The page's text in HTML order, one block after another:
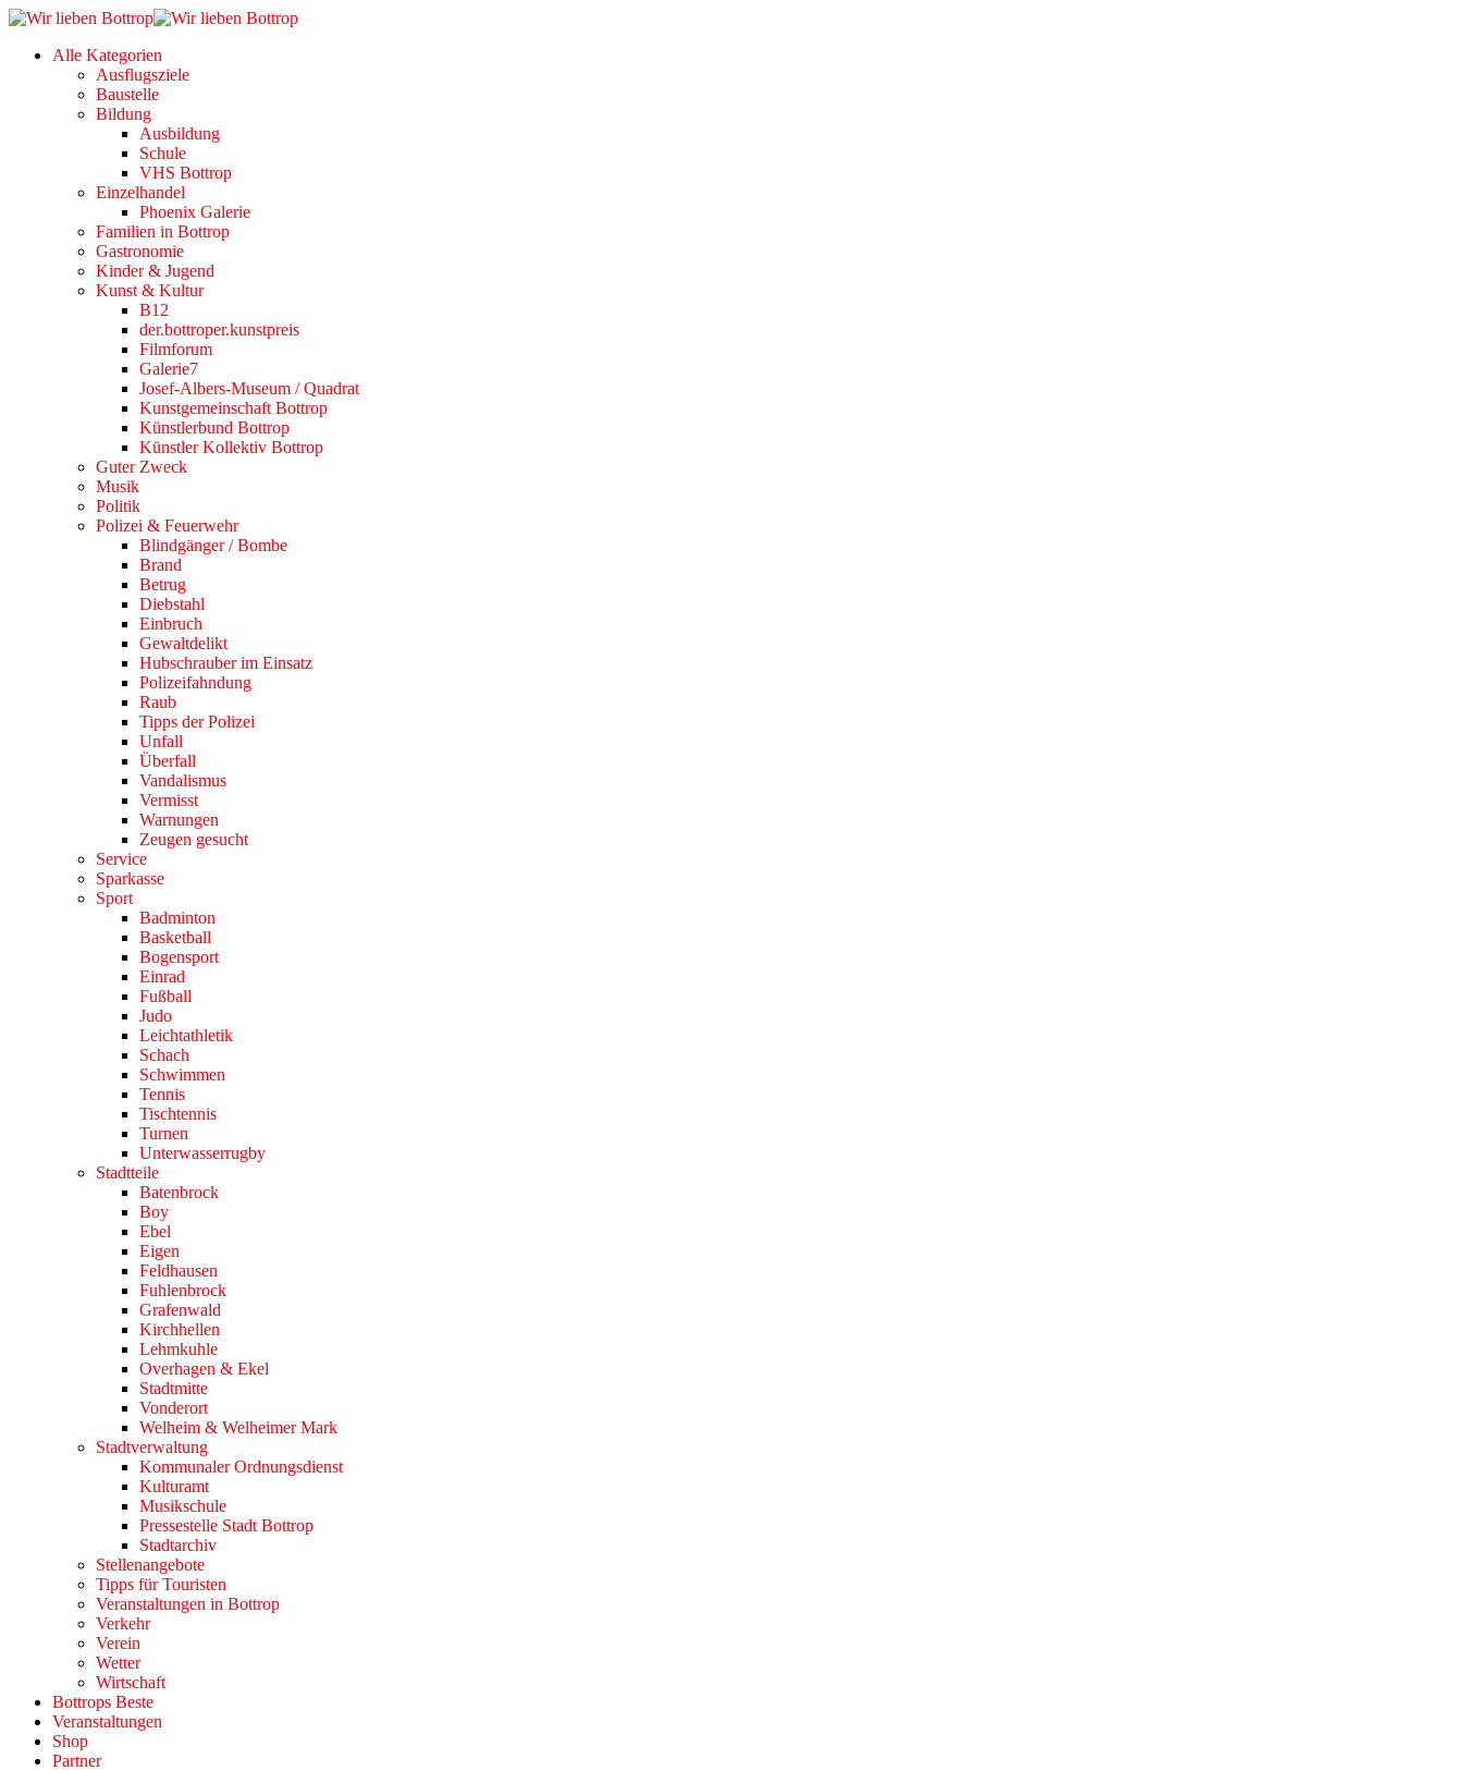
Alle Kategorien
Ausflugsziele
Baustelle
Bildung
Ausbildung
Schule
VHS Bottrop
Einzelhandel
Phoenix Galerie
Familien in Bottrop
Gastronomie
Kinder & Jugend
Kunst & Kultur
B12
der.bottroper.kunstpreis
Filmforum
Galerie7
Josef-Albers-Museum / Quadrat
Kunstgemeinschaft Bottrop
Künstlerbund Bottrop
Künstler Kollektiv Bottrop
Guter Zweck
Musik
Politik
Polizei & Feuerwehr
Blindgänger / Bombe
Brand
Betrug
Diebstahl
Einbruch
Gewaltdelikt
Hubschrauber im Einsatz
Polizeifahndung
Raub
Tipps der Polizei
Unfall
Überfall
Vandalismus
Vermisst
Warnungen
Zeugen gesucht
Service
Sparkasse
Sport
Badminton
Basketball
Bogensport
Einrad
Fußball
Judo
Leichtathletik
Schach
Schwimmen
Tennis
Tischtennis
Turnen
Unterwasserrugby
Stadtteile
Batenbrock
Boy
Ebel
Eigen
Feldhausen
Fuhlenbrock
Grafenwald
Kirchhellen
Lehmkuhle
Overhagen & Ekel
Stadtmitte
Vonderort
Welheim & Welheimer Mark
Stadtverwaltung
Kommunaler Ordnungsdienst
Kulturamt
Musikschule
Pressestelle Stadt Bottrop
Stadtarchiv
Stellenangebote
Tipps für Touristen
Veranstaltungen in Bottrop
Verkehr
Verein
Wetter
Wirtschaft
Bottrops Beste
Veranstaltungen
Shop
Partner